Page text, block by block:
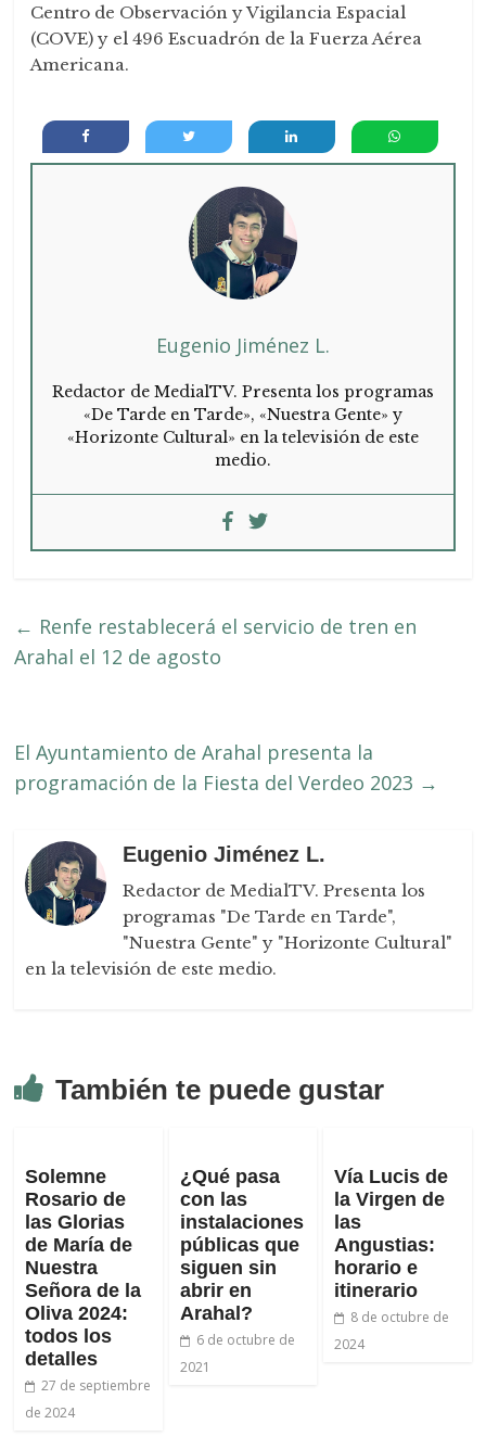
Centro de Observación y Vigilancia Espacial
(COVE) y el 496 Escuadrón de la Fuerza Aérea
Americana.
Eugenio Jiménez L.
Redactor de MedialTV. Presenta los programas
«De Tarde en Tarde», «Nuestra Gente» y
«Horizonte Cultural» en la televisión de este
medio.
← Renfe restablecerá el servicio de tren en
Arahal el 12 de agosto
El Ayuntamiento de Arahal presenta la
programación de la Fiesta del Verdeo 2023 →
Eugenio Jiménez L.
Redactor de MedialTV. Presenta los
programas "De Tarde en Tarde",
"Nuestra Gente" y "Horizonte Cultural"
en la televisión de este medio.
También te puede gustar
Solemne
Rosario de
las Glorias
de María de
Nuestra
Señora de la
Oliva 2024:
todos los
detalles
27 de septiembre
de 2024
¿Qué pasa
con las
instalaciones
públicas que
siguen sin
abrir en
Arahal?
6 de octubre de
2021
Vía Lucis de
la Virgen de
las
Angustias:
horario e
itinerario
8 de octubre de
2024